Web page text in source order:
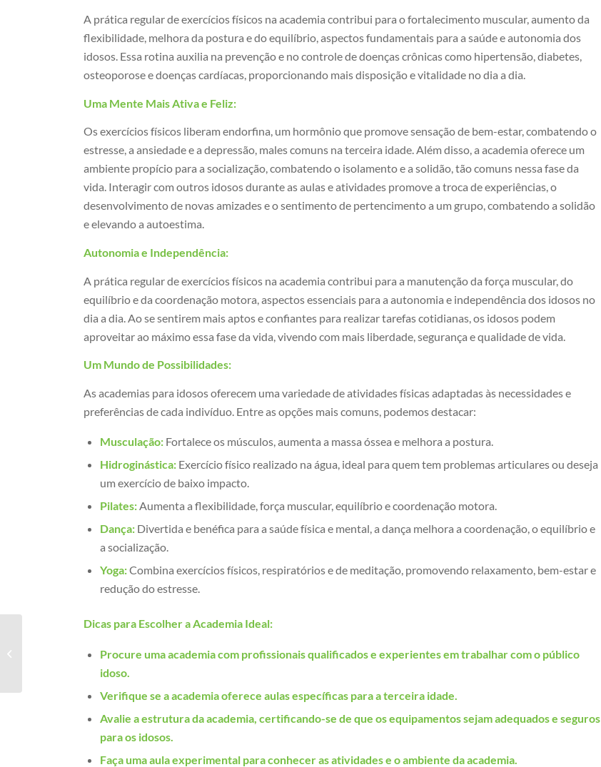
A prática regular de exercícios físicos na academia contribui para o fortalecimento muscular, aumento da
flexibilidade, melhora da postura e do equilíbrio, aspectos fundamentais para a saúde e autonomia dos
idosos. Essa rotina auxilia na prevenção e no controle de doenças crônicas como hipertensão, diabetes,
osteoporose e doenças cardíacas, proporcionando mais disposição e vitalidade no dia a dia.
Uma Mente Mais Ativa e Feliz:
Os exercícios físicos liberam endorfina, um hormônio que promove sensação de bem-estar, combatendo o
estresse, a ansiedade e a depressão, males comuns na terceira idade. Além disso, a academia oferece um
ambiente propício para a socialização, combatendo o isolamento e a solidão, tão comuns nessa fase da
vida. Interagir com outros idosos durante as aulas e atividades promove a troca de experiências, o
desenvolvimento de novas amizades e o sentimento de pertencimento a um grupo, combatendo a solidão
e elevando a autoestima.
Autonomia e Independência:
A prática regular de exercícios físicos na academia contribui para a manutenção da força muscular, do
equilíbrio e da coordenação motora, aspectos essenciais para a autonomia e independência dos idosos no
dia a dia. Ao se sentirem mais aptos e confiantes para realizar tarefas cotidianas, os idosos podem
aproveitar ao máximo essa fase da vida, vivendo com mais liberdade, segurança e qualidade de vida.
Um Mundo de Possibilidades:
As academias para idosos oferecem uma variedade de atividades físicas adaptadas às necessidades e
preferências de cada indivíduo. Entre as opções mais comuns, podemos destacar:
Musculação: Fortalece os músculos, aumenta a massa óssea e melhora a postura.
Hidroginástica: Exercício físico realizado na água, ideal para quem tem problemas articulares ou deseja
um exercício de baixo impacto.
Pilates:Aumenta a flexibilidade, força muscular, equilíbrio e coordenação motora.
Dança: Divertida e benéfica para a saúde física e mental, a dança melhora a coordenação, o equilíbrio e
a socialização.
Yoga:Combina exercícios físicos, respiratórios e de meditação, promovendo relaxamento, bem-estar e
redução do estresse.
Dicas para Escolher a Academia Ideal:
Procure uma academia com profissionais qualificados e experientes em trabalhar com o público
idoso.
Verifique se a academia oferece aulas específicas para a terceira idade.
Avalie a estrutura da academia, certificando-se de que os equipamentos sejam adequados e seguros
para os idosos.
Faça uma aula experimental para conhecer as atividades e o ambiente da academia.
qualidade de vida no